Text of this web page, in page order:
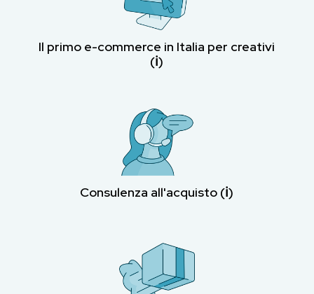
Il primo e-commerce in Italia per creativi
(ℹ︎)
Consulenza all'acquisto (ℹ︎)